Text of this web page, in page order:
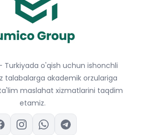
Turkiyada o'qish uchun ishonchli
talabalarga akademik orzulariga
maslahat xizmatlarini taqdim
etamiz.